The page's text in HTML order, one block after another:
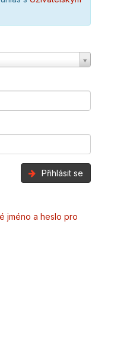
Přihlásit se
jméno a heslo pro